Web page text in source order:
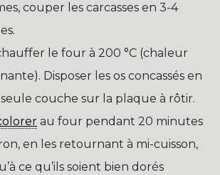
couper les carcasses en 3-4
le four à 200 °C (chaleur
Disposer les os concassés en
couche sur la plaque à rôtir.
au four pendant 20 minutes
en les retournant à mi-cuisson,
ce qu’ils soient bien dorés